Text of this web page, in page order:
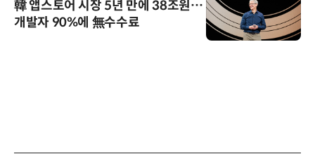
韓 앱스토어 시장 5년 만에 38조원…
개발자 90%에 無수수료